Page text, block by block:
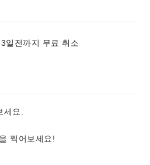
3일전까지 무료 취소
요.
찍어보세요!